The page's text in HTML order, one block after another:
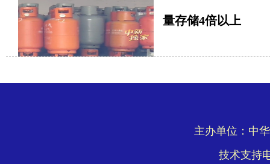
量存储4倍以上
主办单位：中
技术支持